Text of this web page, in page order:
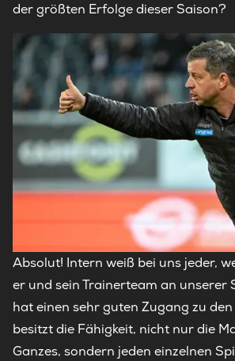
der größten Erfolge dieser Saison?
Absolut! Intern weiß bei uns jeder,
er und sein Trainerteam an unserer
hat einen sehr guten Zugang zu
besitzt die Fähigkeit, nicht nur die
Ganzes, sondern jeden einzelnen